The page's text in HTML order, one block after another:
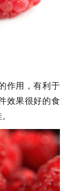
作用，有利于
效果很好的食